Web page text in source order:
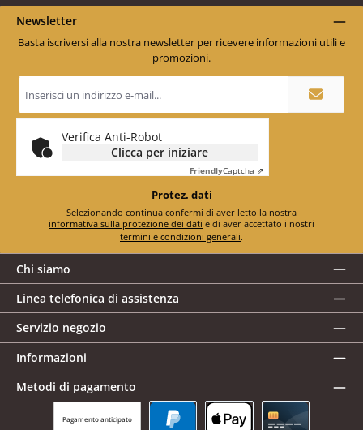
Newsletter
Basta iscriversi alla nostra newsletter per ricevere informazioni utili e
promozioni.
e-
mail
*
Verifica Anti-Robot
Clicca per iniziare
FriendlyCaptcha ⇗
Protez. dati
informativa sulla protezione dei dati
termini e condizioni generali.
Chi siamo
Linea telefonica di assistenza
Servizio negozio
Informazioni
Metodi di pagamento
Pagamento anticipato